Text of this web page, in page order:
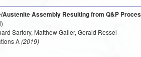
Assembly Resulting from Q&P
Sartory, Matthew Galler, Gerald Ressel
A(2019)